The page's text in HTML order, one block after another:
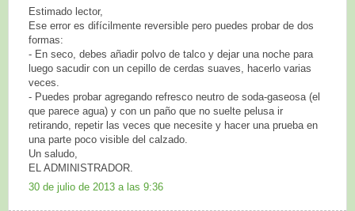
Estimado lector,
Ese error es difícilmente reversible pero puedes probar de dos
formas:
- En seco, debes añadir polvo de talco y dejar una noche para
luego sacudir con un cepillo de cerdas suaves, hacerlo varias
veces.
- Puedes probar agregando refresco neutro de soda-gaseosa (el
que parece agua) y con un paño que no suelte pelusa ir
retirando, repetir las veces que necesite y hacer una prueba en
una parte poco visible del calzado.
Un saludo,
EL ADMINISTRADOR.
30 de julio de 2013 a las 9:36